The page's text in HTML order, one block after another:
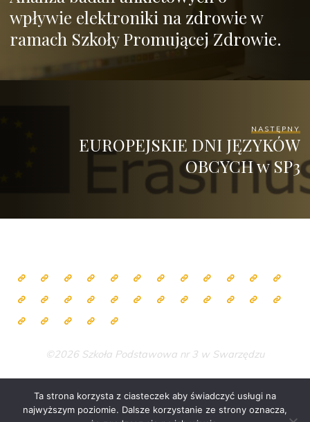
wpływie elektroniki na zdrowie w
ramach Szkoły Promującej Zdrowie.
NASTĘPNY
EUROPEJSKIE DNI JĘZYKÓW
OBCYCH w SP3
©2026 Szkoła Podstawowa nr 3 w Swarzędzu
Zasilane przez Bravada & WordPress .
Ta strona korzysta z ciasteczek aby świadczyć usługi na
najwyższym poziomie. Dalsze korzystanie ze strony oznacza,